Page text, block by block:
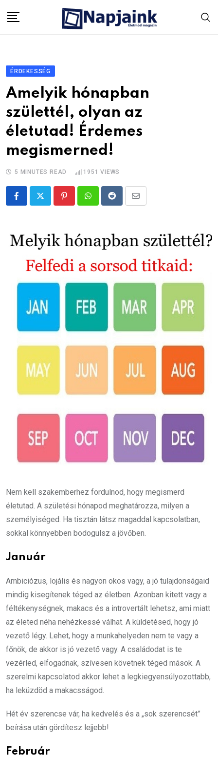
ÉRDEKESSÉG
Amelyik hónapban
születtél, olyan az
életutad! Érdemes
megismerned!
5 MINUTES READ 1951 VIEWS
PinterestWhatsappRedditShare
Nem kell szakemberhez fordulnod, hogy megismerd
életutad. A születési hónapod meghatározza, milyen a
személyiséged. Ha tisztán látsz magaddal kapcsolatban,
sokkal könnyebben bodogulsz a jövőben.
Január
Ambiciózus, lojális és nagyon okos vagy, a jó tulajdonságaid
mindig kisegítenek téged az életben. Azonban kitett vagy a
féltékenységnek, makacs és a introvertált lehetsz, ami miatt
az életed néha nehézkessé válhat. A küldetésed, hogy jó
vezető légy. Lehet, hogy a munkahelyeden nem te vagy a
főnök, de akkor is jó vezető vagy. A családodat is te
vezérled, elfogadnak, szívesen követnek téged mások. A
szerelmi kapcsolatod akkor lehet a legkiegyensúlyozottabb,
ha leküzdöd a makacsságod.
Hét év szerencse vár, ha kedvelés és a „sok szerencsét”
beírása után gördítesz lejjebb!
Február